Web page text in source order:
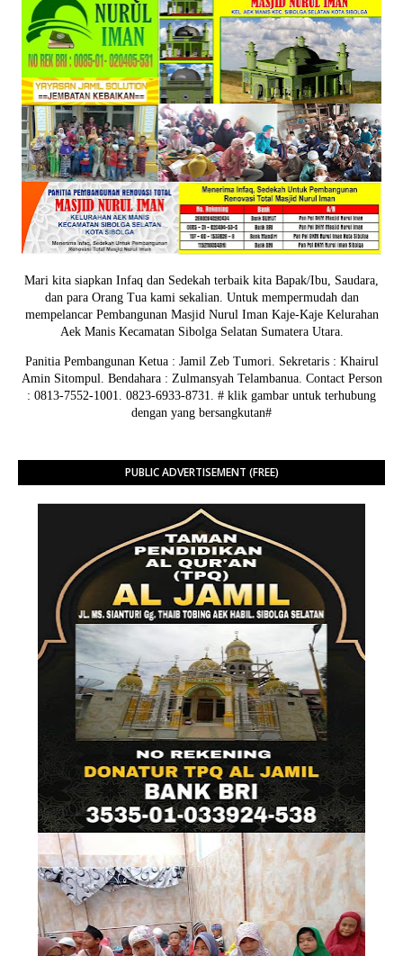
Mari kita siapkan Infaq dan Sedekah terbaik kita Bapak/Ibu, Saudara,
dan para Orang Tua kami sekalian. Untuk mempermudah dan
mempelancar Pembangunan Masjid Nurul Iman Kaje-Kaje Kelurahan
Aek Manis Kecamatan Sibolga Selatan Sumatera Utara.
Panitia Pembangunan Ketua : Jamil Zeb Tumori. Sekretaris : Khairul
Amin Sitompul. Bendahara : Zulmansyah Telambanua. Contact Person
: 0813-7552-1001. 0823-6933-8731. # klik gambar untuk terhubung
dengan yang bersangkutan#
PUBLIC ADVERTISEMENT (FREE)